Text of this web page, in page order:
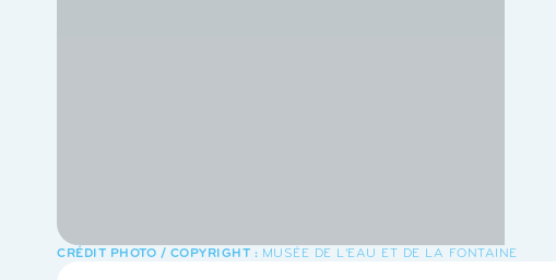
MUSÉE DE L'EAU ET DE LA FONTAINE